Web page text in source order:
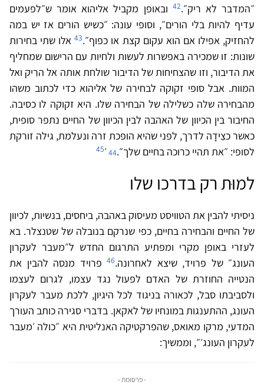
״המדבר לא ריק״.42 ובאופן מקביל אליהוא אומר ש״לפעמים
עדיף להיות בלי הורים״, וסופי עונה: ״כשיש הורים אז יש במה
להחזיק, אפילו אם הוא עקום קצת או כפוף״.43אלו שתי בחירות
שונות: זו שמכירה באפשרות לעשות ולחיות עם הרישום שמחליף
את הדיבור, וזו שהצחיחות של הדיבור שולחת אותה אל הרִיק ואל
המוות. אבל סופי זקוקה לבחירה של אליהוא כדי לכתוב משהו
מהבחירה שלה כשלילה של הבחירה שלו. היא זקוקה לו כסיבה.
החיבור בין הכיוון של האהבה לבין הכיוון של החיים נתפר סופית,
כאשר כצֵידָה לדרך, לפני שהיא הופכת זרה ונעלמת, גילה זורקת
לסופי: ״את תהיי כרוכה בחיים שלך״.44 ׳45
למוּת רק בדרכו שלו
ניסיתי להבין את הטוויסט מעיסוק באהבה, ביחסים, בנשיות, לכיוון
של החיים והבחירה בחיים, כפי שנרקם בנובלה של שטנצלר. בא
לעזרי באופן מקרי ומפתיע התרגום החדש ל״מעבר לעקרון
העונג״ של פרויד, שיצא לאחרונה.46 פרויד מנסה להבין את
הנטייה החוזרת של האדם לפעול נגד עצמו, לגרום לעצמו
ולסביבתו סבל, לכאורה בניגוד לכל היגיון, ללכת מעבר לעקרון
העונג, ההתענגות במונחיו של לאקאן. בדברי סגירה כותב העורך
המדעי, מרקו מאואס, שהפרקטיקה האנליטית היא ״כולה ׳מעבר
לעקרון העונג׳״, וממשיך:
- פרסומת -